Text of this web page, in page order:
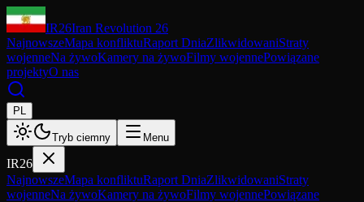
IR26Iran Revolution 26
NajnowszeMapa konfliktuRaport DniaZlikwidowaniStraty
wojenneNa żywoKamery na żywoFilmy wojennePowiązane
projektyO nas
PL
Tryb ciemny Menu
IR26
NajnowszeMapa konfliktuRaport DniaZlikwidowaniStraty
wojenneNa żywoKamery na żywoFilmy wojennePowiązane